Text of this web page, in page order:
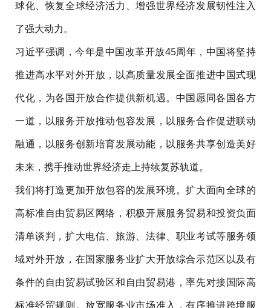
球化、恢复全球经济活力、增强世界经济发展韧性注入
了强大动力。
习近平强调，今年是中国改革开放45周年，中国将坚持
推进高水平对外开放，以高质量发展全面推进中国式现
代化，为各国开放合作提供新机遇。中国愿同各国各方
一道，以服务开放推动包容发展，以服务合作促进联动
融通，以服务创新培育发展动能，以服务共享创造美好
未来，携手推动世界经济走上持续复苏轨道。
我们将打造更加开放包容的发展环境。扩大面向全球的
高标准自由贸易区网络，积极开展服务贸易和投资负面
清单谈判，扩大电信、旅游、法律、职业考试等服务领
域对外开放，在国家服务业扩大开放综合示范区以及有
条件的自由贸易试验区和自由贸易港，率先对接国际高
标准经贸规则。放宽服务业市场准入，有序推进跨境服